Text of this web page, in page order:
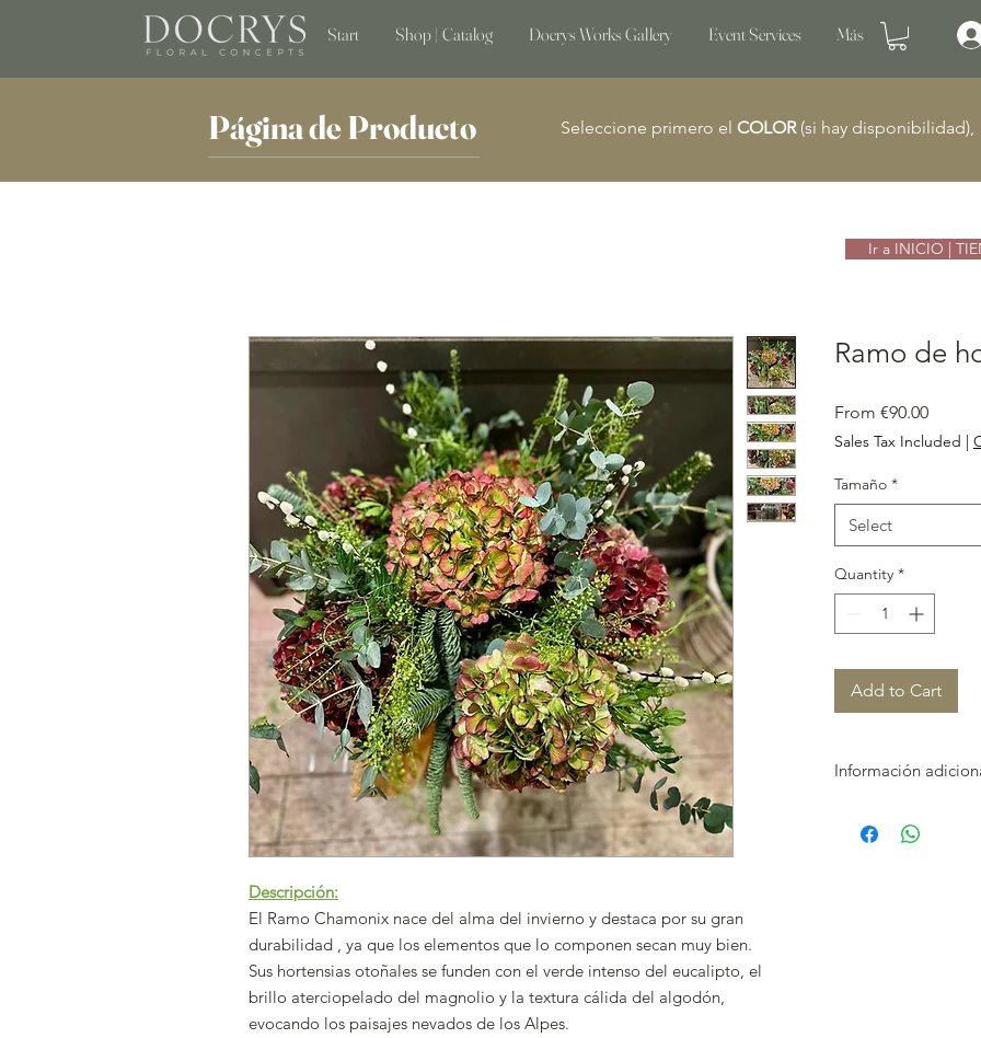
Start Shop | Catalog Docrys Works Gallery Event Services Más
Página de Producto Seleccione primero el COLOR (si hay
Descripción:
El Ramo Chamonix nace del alma del invierno y destaca por su gran
durabilidad , ya que los elementos que lo componen secan muy bien.
Sus hortensias otoñales se funden con el verde intenso del eucalipto, el
brillo aterciopelado del magnolio y la textura cálida del algodón,
evocando los paisajes nevados de los Alpes.
Ramo de
From €90.00Sale
Price
Sales Tax Included |
Tamaño *
Select
Quantity *
Add to Cart
Información
Elige uno de los
Ir a INICIO |